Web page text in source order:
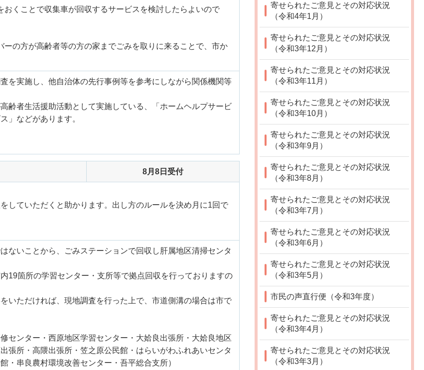
くことで収集車が回収するサービスを検討したらよいので
の方が高齢者等の方の家までごみを取りに来ることで、市か
を実施し、他自治体の先行事例等を参考にしながら関係機関等
齢者生活援助活動として実施している、「ホームヘルプサービ
」などがあります。
8月8日受付
していただくと助かります。出し方のルールを決め月に1回で
ないことから、ごみステーションで回収し肝属地区清掃センタ
19箇所の学習センター・支所等で拠点回収を行っておりますの
いただければ、現地調査を行った上で、市道側溝の場合は市で
センター・西原地区学習センター・大姶良出張所・大姶良地区
張所・高隈出張所・笠之原公民館・はらいがわふれあいセンタ
・串良農村環境改善センター・吾平総合支所）
寄せられたご意見とその対応状況
（令和4年1月）
寄せられたご意見とその対応状況
（令和3年12月）
寄せられたご意見とその対応状況
（令和3年11月）
寄せられたご意見とその対応状況
（令和3年10月）
寄せられたご意見とその対応状況
（令和3年9月）
寄せられたご意見とその対応状況
（令和3年8月）
寄せられたご意見とその対応状況
（令和3年7月）
寄せられたご意見とその対応状況
（令和3年6月）
寄せられたご意見とその対応状況
（令和3年5月）
市民の声直行便（令和3年度）
寄せられたご意見とその対応状況
（令和3年4月）
寄せられたご意見とその対応状況
（令和3年3月）